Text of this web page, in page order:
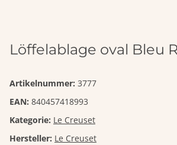
Löffelablage oval Bleu
Artikelnummer: 3777
EAN: 840457418993
Kategorie: Le Creuset
Hersteller: Le Creuset